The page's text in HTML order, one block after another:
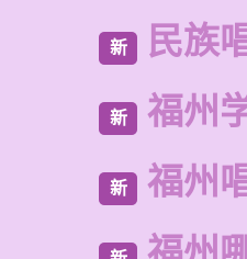
新 民族
新 福州
新 福州